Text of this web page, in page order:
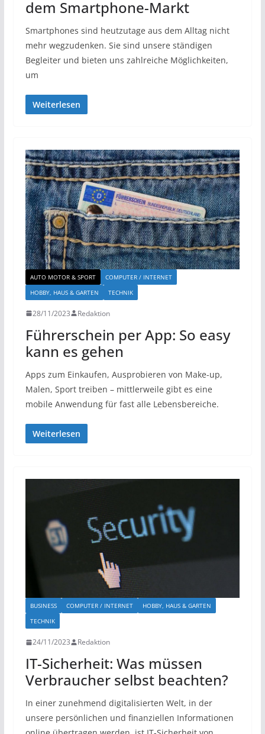
dem Smartphone-Markt
Smartphones sind heutzutage aus dem Alltag nicht
mehr wegzudenken. Sie sind unsere ständigen
Begleiter und bieten uns zahlreiche Möglichkeiten,
um
Weiterlesen
AUTO MOTOR & SPORT
COMPUTER / INTERNET
HOBBY, HAUS & GARTEN
TECHNIK
28/11/2023 Redaktion
Führerschein per App: So easy
kann es gehen
Apps zum Einkaufen, Ausprobieren von Make-up,
Malen, Sport treiben – mittlerweile gibt es eine
mobile Anwendung für fast alle Lebensbereiche.
Weiterlesen
BUSINESS COMPUTER / INTERNET
HOBBY, HAUS & GARTEN
TECHNIK
24/11/2023 Redaktion
IT-Sicherheit: Was müssen
Verbraucher selbst beachten?
In einer zunehmend digitalisierten Welt, in der
unsere persönlichen und finanziellen Informationen